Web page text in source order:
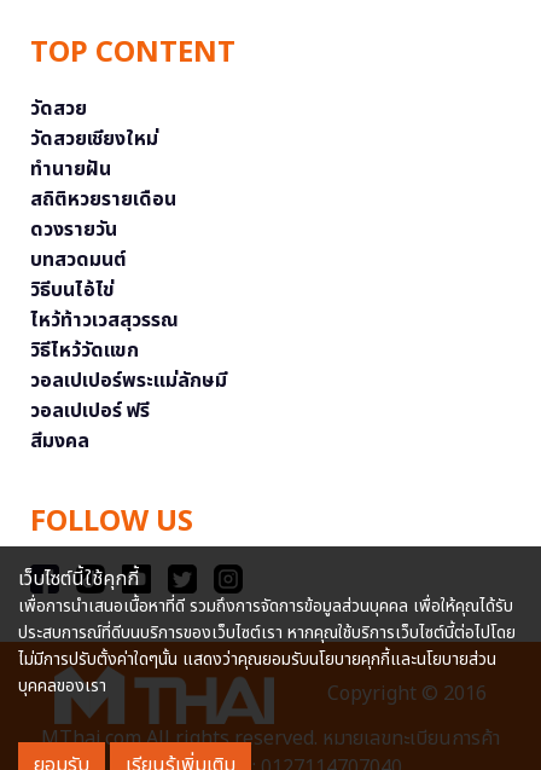
TOP CONTENT
วัดสวย
วัดสวยเชียงใหม่
ทำนายฝัน
สถิติหวยรายเดือน
ดวงรายวัน
บทสวดมนต์
วิธีบนไอ้ไข่
ไหว้ท้าวเวสสุวรรณ
วิธีไหว้วัดแขก
วอลเปเปอร์พระแม่ลักษมี
วอลเปเปอร์ ฟรี
สีมงคล
FOLLOW US
Copyright © 2016
MThai.com All rights reserved. หมายเลขทะเบียนการค้า
เว็บไซต์นี้ใช้คุกกี้
เพื่อการนำเสนอเนื้อหาที่ดี รวมถึงการจัดการข้อมูลส่วนบุคคล เพื่อให้คุณได้รับ
ประสบการณ์ที่ดีบนบริการของเว็บไซต์เรา หากคุณใช้บริการเว็บไซต์นี้ต่อไปโดย
ไม่มีการปรับตั้งค่าใดๆนั้น แสดงว่าคุณยอมรับนโยบายคุกกี้และนโยบายส่วน
บุคคลของเรา